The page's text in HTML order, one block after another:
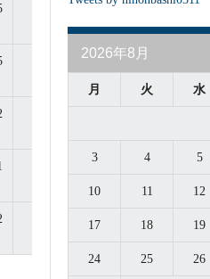
0 0 0
0 0
0 0
2026年8月
月 火 水
3 4 5
10 11 12
17 18 19
24 25 26